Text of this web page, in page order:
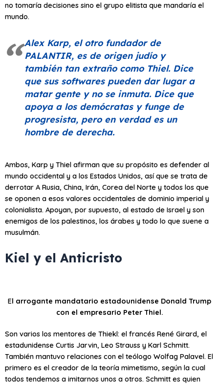
no tomaría decisiones sino el grupo elitista que mandaría el
mundo.
Alex Karp, el otro fundador de
PALANTIR, es de origen judío y
también tan extraño como Thiel. Dice
que sus softwares pueden dar lugar a
matar gente y no se inmuta. Dice que
apoya a los demócratas y funge de
progresista, pero en verdad es un
hombre de derecha.
Ambos, Karp y Thiel afirman que su propósito es defender al
mundo occidental y a los Estados Unidos, así que se trata de
derrotar A Rusia, China, Irán, Corea del Norte y todos los que
se oponen a esos valores occidentales de dominio imperial y
colonialista. Apoyan, por supuesto, al estado de Israel y son
enemigos de los palestinos, los árabes y todo lo que suene a
musulmán.
Kiel y el Anticristo
El arrogante mandatario estadounidense Donald Trump
con el empresario Peter Thiel.
Son varios los mentores de Thiekl: el francés René Girard, el
estadunidense Curtis Jarvin, Leo Strauss y Karl Schmitt.
También mantuvo relaciones con el teólogo Wolfag Palavel. El
primero es el creador de la teoría mimetismo, según la cual
todos tendemos a imitarnos unos a otros. Schmitt es quien